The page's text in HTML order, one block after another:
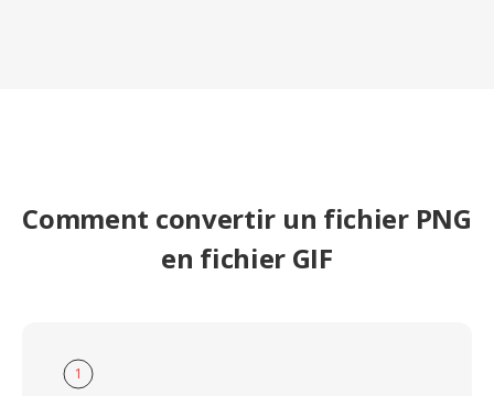
Comment convertir un fichier PNG
en fichier GIF
1